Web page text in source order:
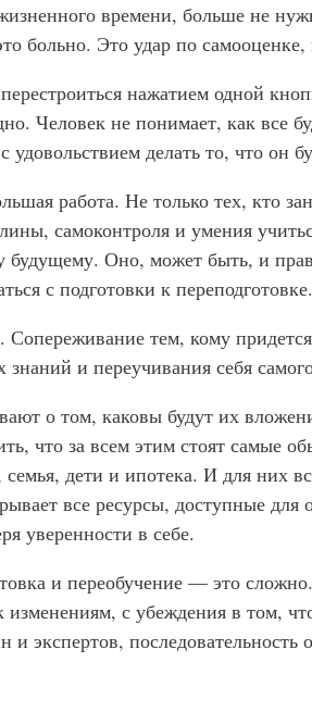
времени, больше не
больно. Это удар по
нажатием одной
Человек не понимает, как все
удовольствием делать то, что он
работа. Не только тех, кто
самоконтроля и умения
будущему. Оно, может быть, и
с подготовки к
тем, кому
и переучивания себя
о том, каковы будут их
что за всем этим стоят самые
дети и ипотека. И для них
все ресурсы, доступные
уверенности в себе.
и переобучение — это
изменениям, с убеждения в том,
экспертов, последовательность